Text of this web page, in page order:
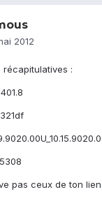
2012
:
pas ceux de ton